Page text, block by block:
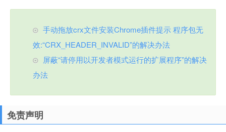
手动拖放crx文件安装Chrome插件提示 程序包无
效:“CRX_HEADER_INVALID”的解决办法
屏蔽“请停用以开发者模式运行的扩展程序”的解决
办法
免责声明